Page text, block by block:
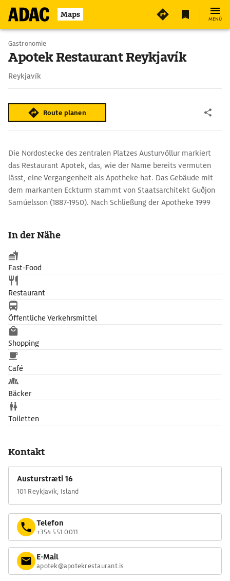
Maps MENÜ
Gastronomie
Apotek Restaurant Reykjavík
Reykjavík
Route planen
Die Nordostecke des zentralen Platzes Austurvöllur markiert
das Restaurant Apotek, das, wie der Name bereits vermuten
lässt, eine Vergangenheit als Apotheke hat. Das Gebäude mit
dem markanten Eckturm stammt von Staatsarchitekt Guðjon
Samúelsson (1887-1950). Nach Schließung der Apotheke 1999
Atmosphäre geschaffen. Der alte Tresen der Apotheke bildet
heute die Bar. Die isländische und europäische Küche genießt
einen ausgezeichneten Ruf.
In der Nähe
Fast-Food
Restaurant
Öffentliche Verkehrsmittel
Shopping
Café
Bäcker
Toiletten
Kontakt
Austurstræti 16
101 Reykjavík, Island
Telefon
+354 551 0011
E-Mail
apotek@apotekrestaurant.is